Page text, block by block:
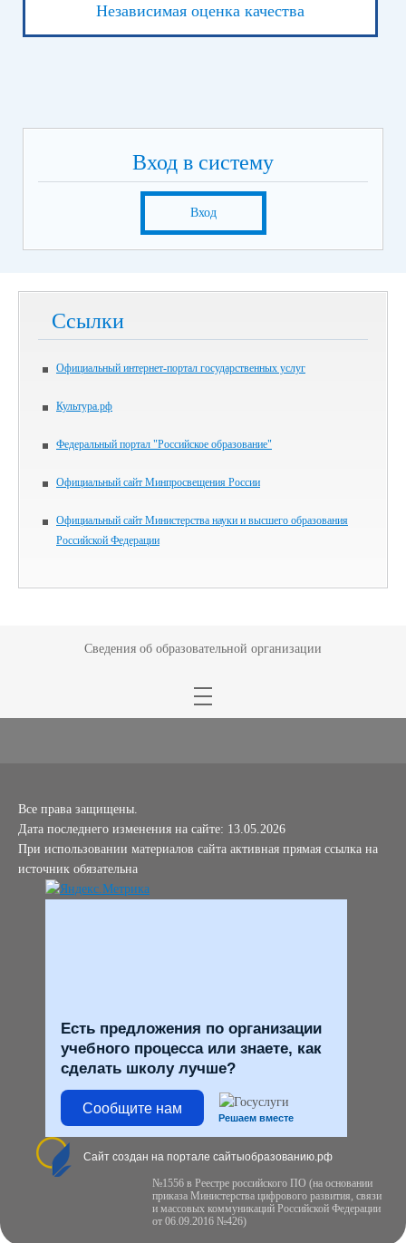
Независимая оценка качества
Вход в систему
Вход
Ссылки
Официальный интернет-портал государственных услуг
Культура.рф
Федеральный портал "Российское образование"
Официальный сайт Минпросвещения России
Официальный сайт Министерства науки и высшего образования
Российской Федерации
Сведения об образовательной организации
Все права защищены.
Дата последнего изменения на сайте: 13.05.2026
При использовании материалов сайта активная прямая ссылка на
источник обязательна
Есть предложения по организации
учебного процесса или знаете, как
сделать школу лучше?
Сообщите нам
Решаем вместе
Сайт создан на портале сайтыобразованию.рф
№1556 в Реестре российского ПО (на основании
приказа Министерства цифрового развития, связи
и массовых коммуникаций Российской Федерации
от 06.09.2016 №426)